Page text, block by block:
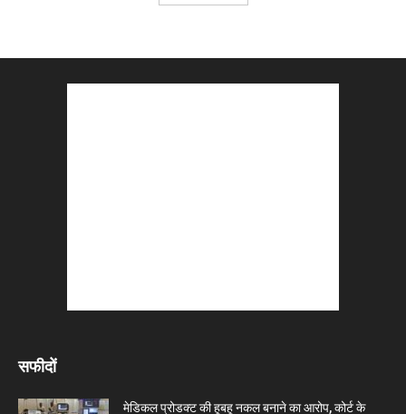
सफीदों
मेडिकल प्रोडक्ट की हूबहू नकल बनाने का आरोप, कोर्ट के